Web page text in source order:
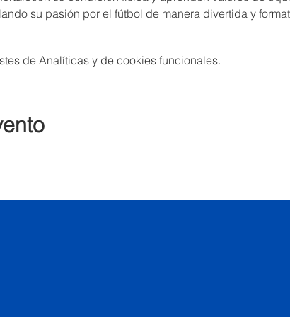
su pasión por el fútbol de manera divertida y
de Analíticas y de cookies funcionales.